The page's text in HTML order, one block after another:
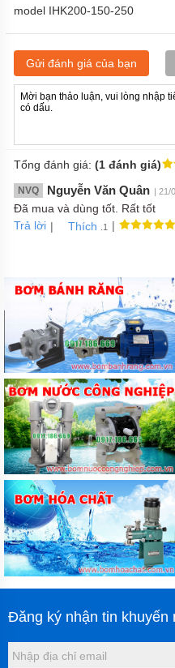
model IHK200-150-250
Gửi đánh giá của bạn
Tổng đánh giá: (1 đánh giá)
NVQ Nguyễn Văn Quân | 21/
Đã mua và dùng tốt. Rất tốt
Trả lời | Thích .1 |
Đăng ký nhận tin khuyến